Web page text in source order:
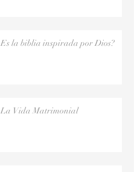
Es la biblia inspirada por Dios?
La Vida Matrimonial